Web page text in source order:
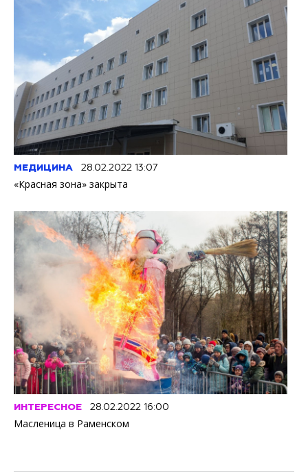
МЕДИЦИНА 28.02.2022 13:07
«Красная зона» закрыта
ИНТЕРЕСНОЕ 28.02.2022 16:00
Масленица в Раменском